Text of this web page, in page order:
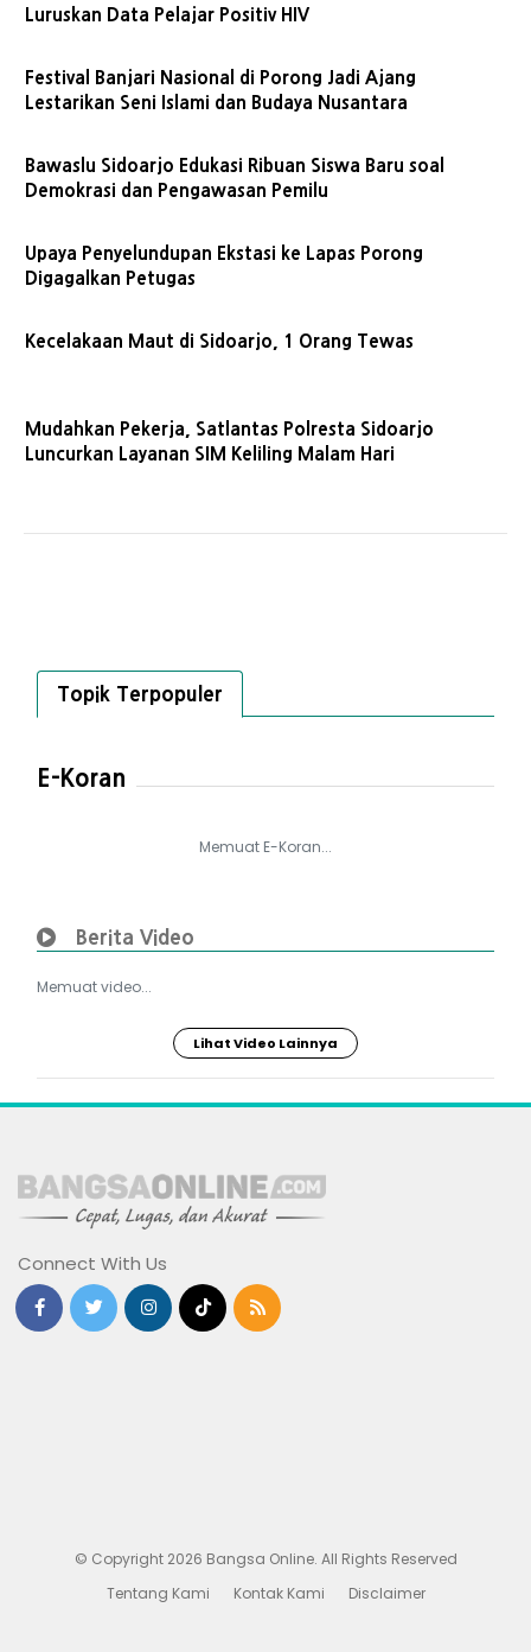
Luruskan Data Pelajar Positiv HIV
Festival Banjari Nasional di Porong Jadi Ajang
Lestarikan Seni Islami dan Budaya Nusantara
Bawaslu Sidoarjo Edukasi Ribuan Siswa Baru soal
Demokrasi dan Pengawasan Pemilu
Upaya Penyelundupan Ekstasi ke Lapas Porong
Digagalkan Petugas
Kecelakaan Maut di Sidoarjo, 1 Orang Tewas
Mudahkan Pekerja, Satlantas Polresta Sidoarjo
Luncurkan Layanan SIM Keliling Malam Hari
Topik Terpopuler
E-Koran
Memuat E-Koran...
Berita Video
Memuat video...
Lihat Video Lainnya
Connect With Us
© Copyright 2026 Bangsa Online. All Rights Reserved
Tentang Kami
Kontak Kami Disclaimer